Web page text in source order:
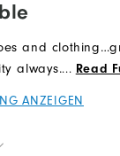
and
always…!
... Read
ANZEIGEN